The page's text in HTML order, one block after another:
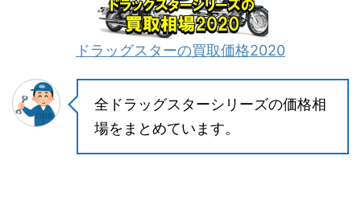
ドラッグスターの買取価格2020
全ドラッグスターシリーズの価格相
場をまとめています。